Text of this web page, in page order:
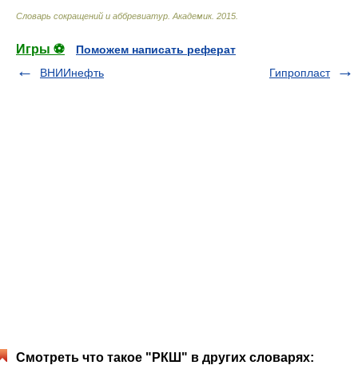
Словарь сокращений и аббревиатур Академик. 2015
Игры ⚽
Поможем написать реферат
ВНИИнефть
Гипропласт
Смотреть что такое "РКШ" в других словарях: